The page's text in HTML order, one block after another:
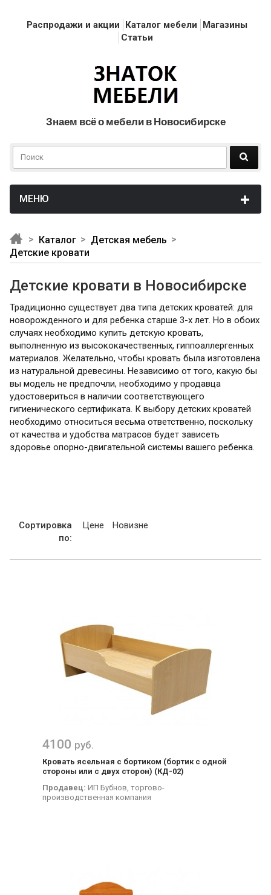
Распродажи и акции Каталог мебели
Магазины
Статьи
Знаем всё о мебели в Новосибирске
Каталог
Детская мебель
Детские кровати
Детские кровати в Новосибирске
Традиционно существует два типа детских кроватей: для
новорожденного и для ребенка старше 3-х лет. Но в обоих
случаях необходимо купить детскую кровать,
выполненную из высококачественных, гиппоаллергенных
материалов. Желательно, чтобы кровать была изготовлена
из натуральной древесины. Независимо от того, какую бы
вы модель не предпочли, необходимо у продавца
удостовериться в наличии соответствующего
гигиенического сертификата. К выбору детских кроватей
необходимо относиться весьма ответственно, поскольку
от качества и удобства матрасов будет зависеть
здоровье опорно-двигательной системы вашего ребенка.
Сортировка
по:
Цене Новизне
4100 руб.
Кровать ясельная с бортиком (бортик с одной
стороны или с двух сторон) (КД-02)
Продавец: ИП Бубнов, торгово-
производственная компания